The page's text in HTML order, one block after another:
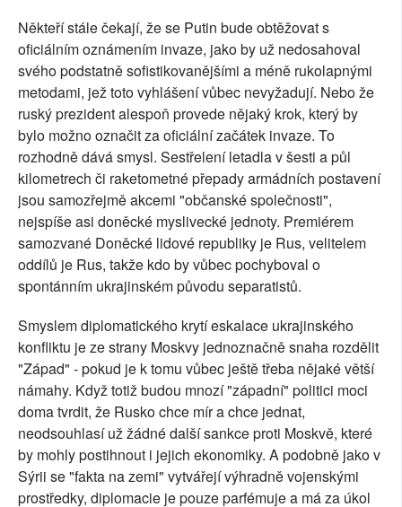
Někteří stále čekají, že se Putin bude obtěžovat s
oficiálním oznámením invaze, jako by už nedosahoval
svého podstatně sofistikovanějšími a méně rukolapnými
metodami, jež toto vyhlášení vůbec nevyžadují. Nebo že
ruský prezident alespoň provede nějaký krok, který by
bylo možno označit za oficiální začátek invaze. To
rozhodně dává smysl. Sestřelení letadla v šesti a půl
kilometrech či raketometné přepady armádních postavení
jsou samozřejmě akcemi "občanské společnosti",
nejspíše asi doněcké myslivecké jednoty. Premiérem
samozvané Doněcké lidové republiky je Rus, velitelem
oddílů je Rus, takže kdo by vůbec pochyboval o
spontánním ukrajinském původu separatistů.
Smyslem diplomatického krytí eskalace ukrajinského
konfliktu je ze strany Moskvy jednoznačně snaha rozdělit
"Západ" - pokud je k tomu vůbec ještě třeba nějaké větší
námahy. Když totiž budou mnozí "západní" politici moci
doma tvrdit, že Rusko chce mír a chce jednat,
neodsouhlasí už žádné další sankce proti Moskvě, které
by mohly postihnout i jejich ekonomiky. A podobně jako v
Sýrii se "fakta na zemi" vytvářejí výhradně vojenskými
prostředky, diplomacie je pouze parfémuje a má za úkol